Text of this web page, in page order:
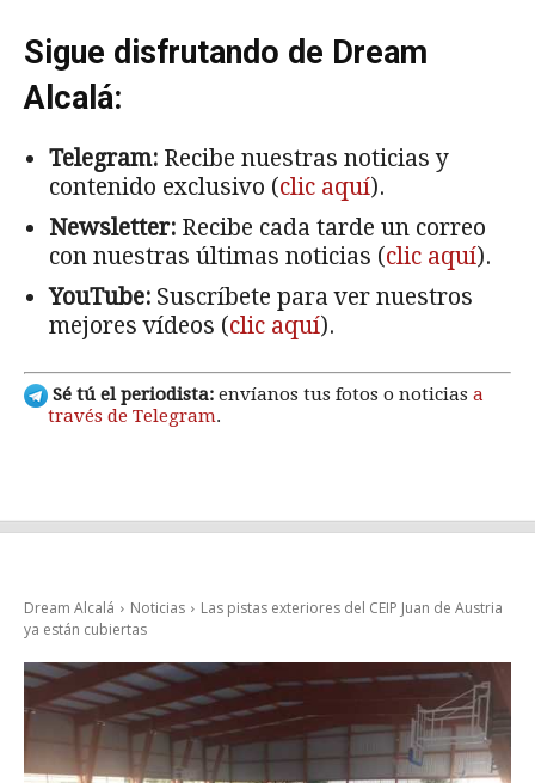
Sigue disfrutando de Dream
Alcalá:
Telegram: Recibe nuestras noticias y
contenido exclusivo (clic aquí).
Newsletter: Recibe cada tarde un correo
con nuestras últimas noticias (clic aquí).
YouTube: Suscríbete para ver nuestros
mejores vídeos (clic aquí).
Sé tú el periodista: envíanos tus fotos o noticias a
través de Telegram.